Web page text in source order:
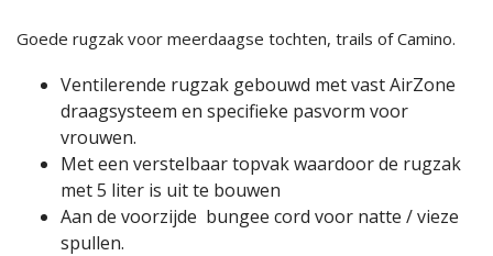
Goede rugzak voor meerdaagse tochten, trails of Camino.
Ventilerende rugzak gebouwd met vast AirZone
draagsysteem en specifieke pasvorm voor
vrouwen.
Met een verstelbaar topvak waardoor de rugzak
met 5 liter is uit te bouwen
Aan de voorzijde bungee cord voor natte / vieze
spullen.